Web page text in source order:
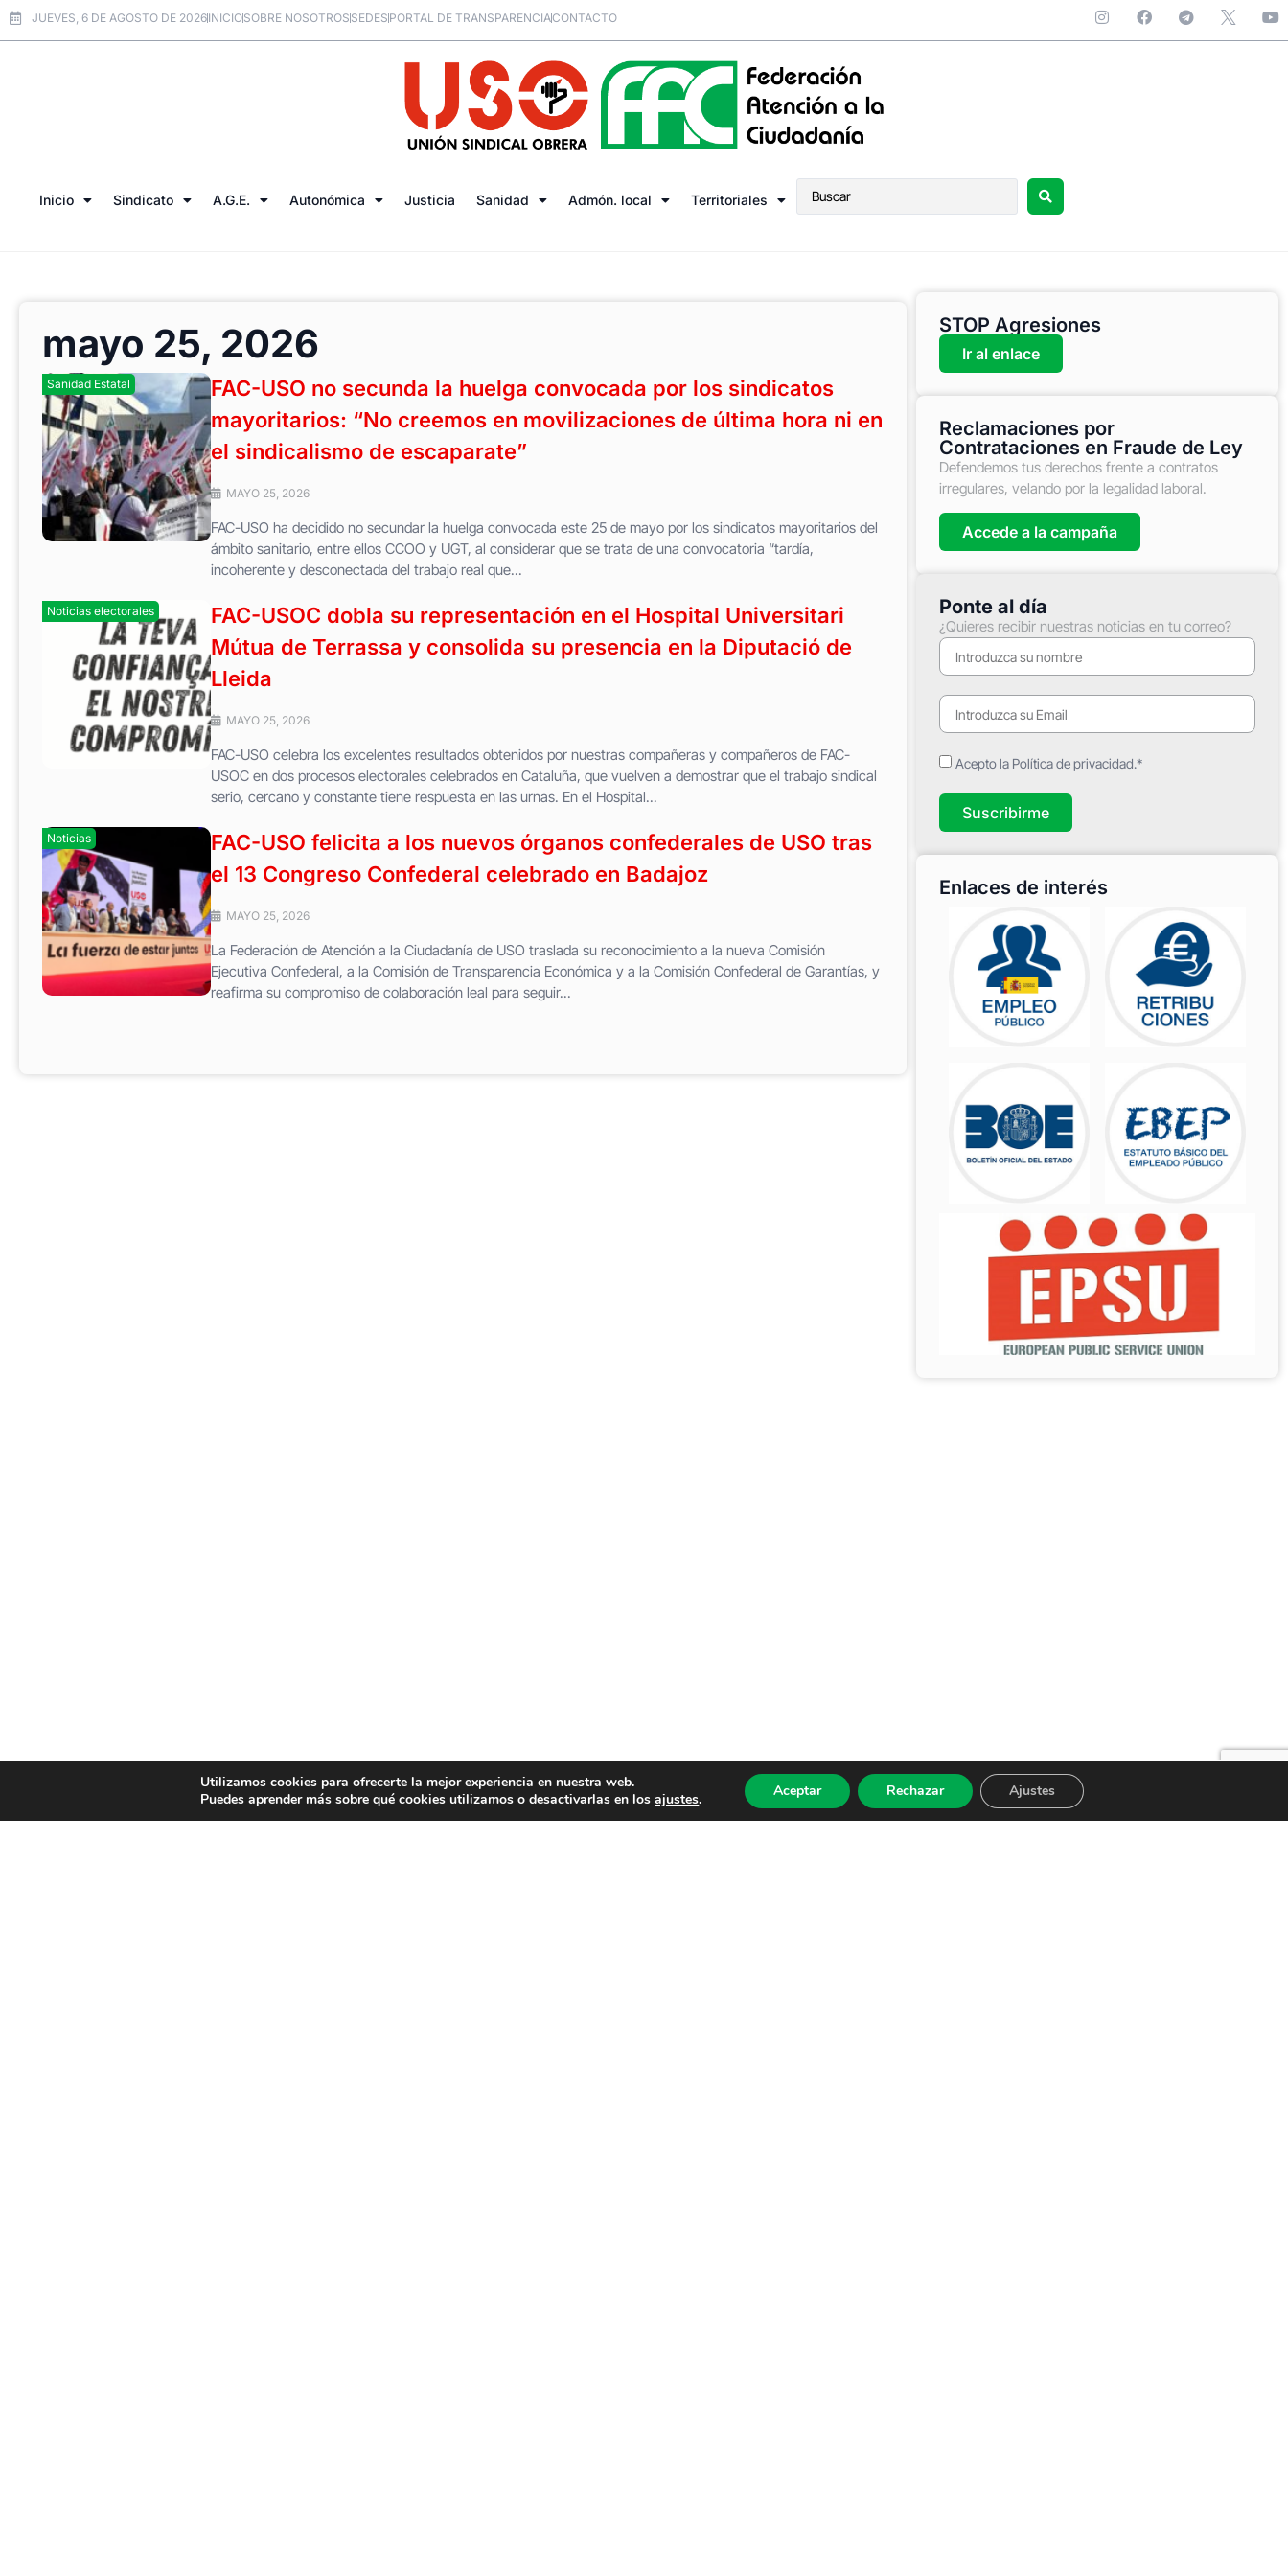
JUEVES, 6 DE AGOSTO DE 2026INICIOSOBRE NOSOTROSSEDESPORTAL DE TRANSPARENCIACONTACTO
Inicio Sindicato A.G.E. Autonómica Justicia Sanidad Admón. local Territoriales
mayo 25, 2026
Sanidad Estatal
FAC-USO no secunda la huelga convocada por los sindicatos
mayoritarios: “No creemos en movilizaciones de última hora ni en
el sindicalismo de escaparate”
MAYO 25, 2026
FAC-USO ha decidido no secundar la huelga convocada este 25 de mayo por los sindicatos mayoritarios del
ámbito sanitario, entre ellos CCOO y UGT, al considerar que se trata de una convocatoria “tardía,
incoherente y desconectada del trabajo real que...
Noticias electorales
FAC-USOC dobla su representación en el Hospital Universitari
Mútua de Terrassa y consolida su presencia en la Diputació de
Lleida
MAYO 25, 2026
FAC-USO celebra los excelentes resultados obtenidos por nuestras compañeras y compañeros de FAC-
USOC en dos procesos electorales celebrados en Cataluña, que vuelven a demostrar que el trabajo sindical
serio, cercano y constante tiene respuesta en las urnas. En el Hospital...
Noticias
FAC-USO felicita a los nuevos órganos confederales de USO tras
el 13 Congreso Confederal celebrado en Badajoz
MAYO 25, 2026
La Federación de Atención a la Ciudadanía de USO traslada su reconocimiento a la nueva Comisión
Ejecutiva Confederal, a la Comisión de Transparencia Económica y a la Comisión Confederal de Garantías, y
reafirma su compromiso de colaboración leal para seguir...
STOP Agresiones
Ir al enlace
Reclamaciones por
Contrataciones en Fraude de Ley
Defendemos tus derechos frente a contratos
irregulares, velando por la legalidad laboral.
Accede a la campaña
Ponte al día
¿Quieres recibir nuestras noticias en tu correo?
Acepto la Política de privacidad.*
Suscribirme
Enlaces de interés
Utilizamos cookies para ofrecerte la mejor experiencia en nuestra web.
Puedes aprender más sobre qué cookies utilizamos o desactivarlas en losajustes. Aceptar Rechazar Ajustes